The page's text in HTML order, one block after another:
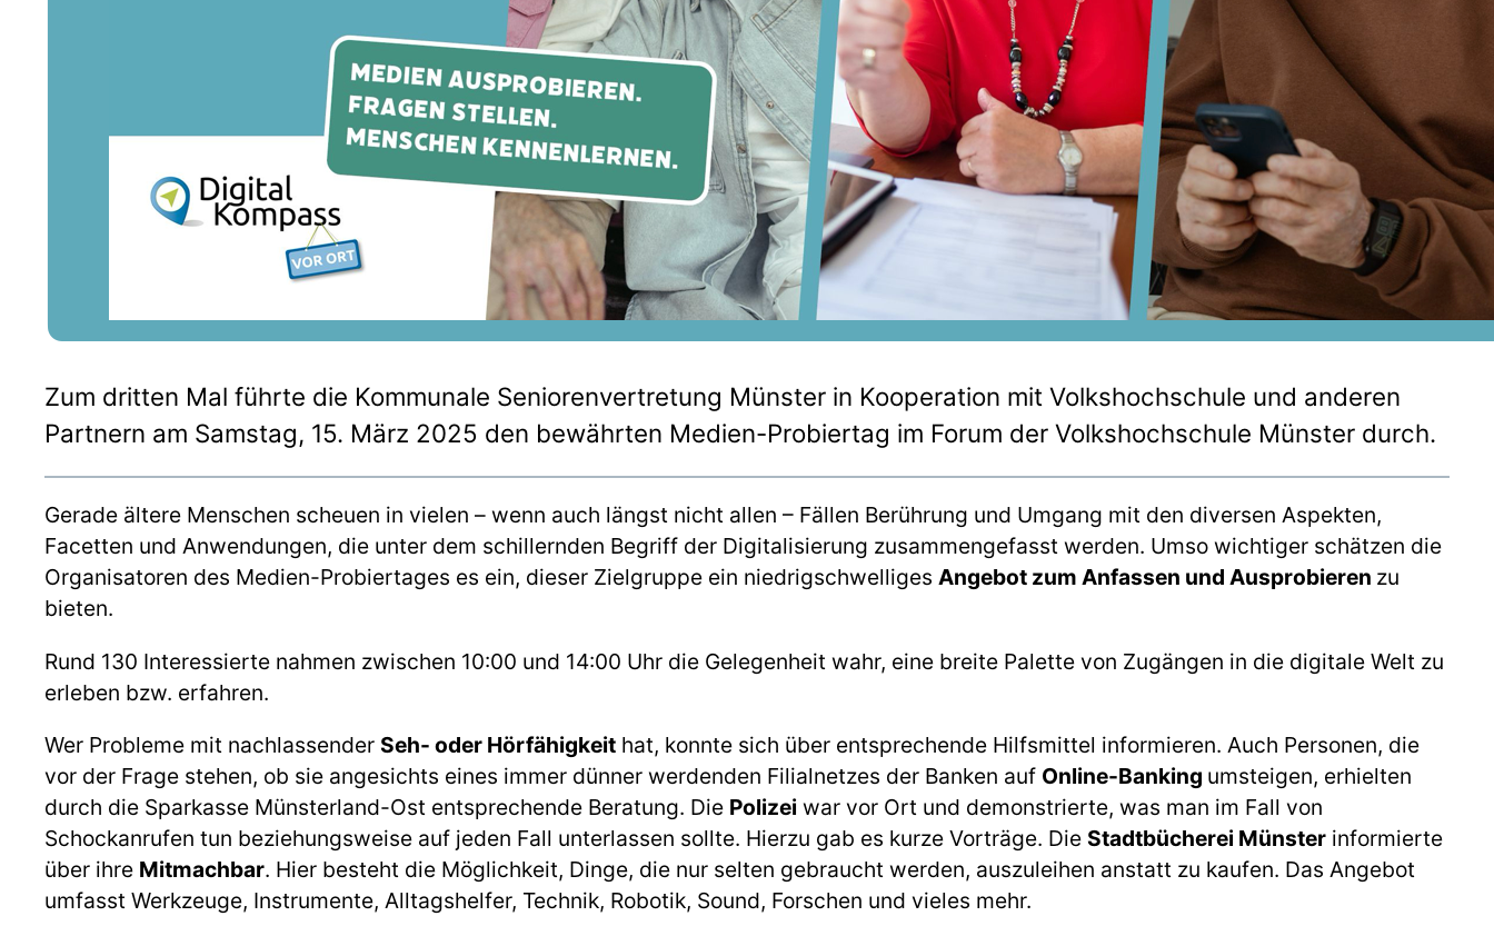
Zum dritten Mal führte die Kommunale Seniorenvertretung Münster in Kooperation mit Volkshochschule und anderen
Partnern am Samstag, 15. März 2025 den bewährten Medien-Probiertag im Forum der Volkshochschule Münster durch.
Gerade ältere Menschen scheuen in vielen – wenn auch längst nicht allen – Fällen Berührung und Umgang mit den diversen Aspekten,
Facetten und Anwendungen, die unter dem schillernden Begriff der Digitalisierung zusammengefasst werden. Umso wichtiger schätzen die
Organisatoren des Medien-Probiertages es ein, dieser Zielgruppe ein niedrigschwelliges Angebot zum Anfassen und Ausprobieren zu
bieten.
Rund 130 Interessierte nahmen zwischen 10:00 und 14:00 Uhr die Gelegenheit wahr, eine breite Palette von Zugängen in die digitale Welt zu
erleben bzw. erfahren.
Wer Probleme mit nachlassender Seh- oder Hörfähigkeit hat, konnte sich über entsprechende Hilfsmittel informieren. Auch Personen, die
vor der Frage stehen, ob sie angesichts eines immer dünner werdenden Filialnetzes der Banken auf Online-Banking umsteigen, erhielten
durch die Sparkasse Münsterland-Ost entsprechende Beratung. Die Polizei war vor Ort und demonstrierte, was man im Fall von
Schockanrufen tun beziehungsweise auf jeden Fall unterlassen sollte. Hierzu gab es kurze Vorträge. Die Stadtbücherei Münster informierte
über ihre Mitmachbar. Hier besteht die Möglichkeit, Dinge, die nur selten gebraucht werden, auszuleihen anstatt zu kaufen. Das Angebot
umfasst Werkzeuge, Instrumente, Alltagshelfer, Technik, Robotik, Sound, Forschen und vieles mehr.